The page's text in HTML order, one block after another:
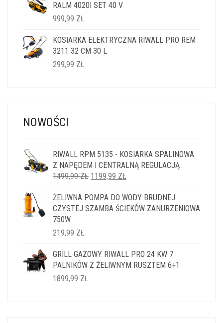
RALM 4020I SET 40 V
999,99 ZŁ
KOSIARKA ELEKTRYCZNA RIWALL PRO REM
3211 32 CM 30 L
299,99 ZŁ
NOWOŚCI
RIWALL RPM 5135 - KOSIARKA SPALINOWA
Z NAPĘDEM I CENTRALNĄ REGULACJĄ
1499,99ZŁ PIERWOTNA
WYNOSIŁA:
1499,99 ZŁ.
1199,99 ZŁ
WYNOSI:
1199,99 ZŁ.
ŻELIWNA POMPA DO WODY BRUDNEJ
CZYSTEJ SZAMBA ŚCIEKÓW ZANURZENIOWA
750W
219,99 ZŁ
GRILL GAZOWY RIWALL PRO 24 KW 7
PALNIKÓW Z ŻELIWNYM RUSZTEM 6+1
1899,99 ZŁ